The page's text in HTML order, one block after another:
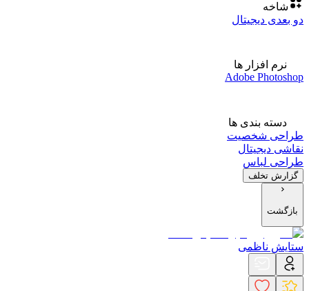
شاخه
دو بعدی دیجیتال
نرم افزار ها
Adobe Photoshop
دسته بندی ها
طراحی شخصیت
نقاشی دیجیتال
طراحی لباس
گزارش تخلف
بازگشت
ستایش ناظمی